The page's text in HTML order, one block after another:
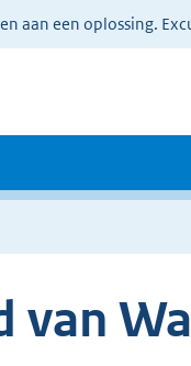
aan een oplossing.
van